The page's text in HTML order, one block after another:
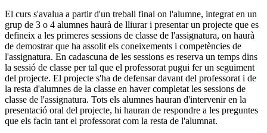
El curs s'avalua a partir d'un treball final on l'alumne, integrat en un
grup de 3 o 4 alumnes haurà de lliurar i presentar un projecte que es
defineix a les primeres sessions de classe de l'assignatura, on haurà
de demostrar que ha assolit els coneixements i competències de
l'assignatura. En cadascuna de les sessions es reserva un temps dins
la sessió de classe per tal que el professorat pugui fer un seguiment
del projecte. El projecte s'ha de defensar davant del professorat i de
la resta d'alumnes de la classe en haver completat les sessions de
classe de l'assignatura. Tots els alumnes hauran d'intervenir en la
presentació oral del projecte, hi hauran de respondre a les preguntes
que els facin tant el professorat com la resta de l'alumnat.